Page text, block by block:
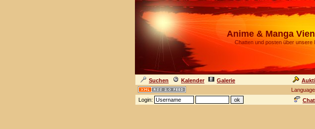
Anime & Manga
Chatten und posten über unsere
Suchen Kalender Galerie
Login: